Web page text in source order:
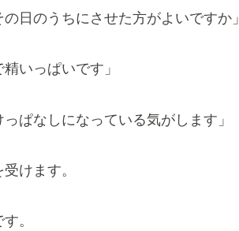
の日のうちにさせた方がよいですか」
精いっぱいです」
っぱなしになっている気がします」
けます。
。